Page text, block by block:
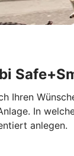
Ihren
In
anlegen.